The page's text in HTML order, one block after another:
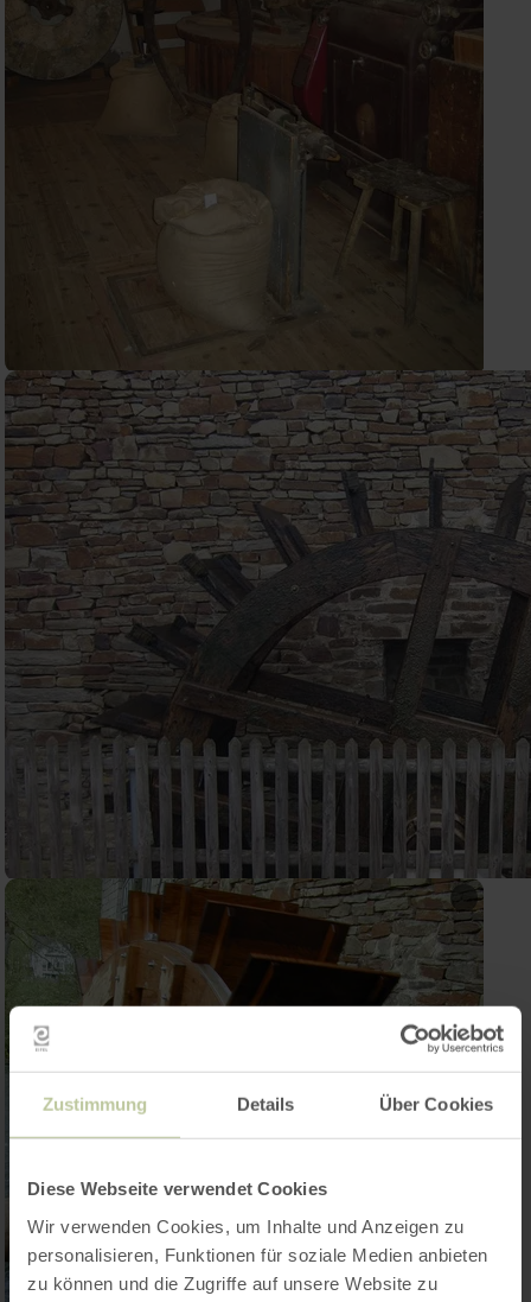
Zustimmung Details Über Cookies
Diese Webseite verwendet Cookies
Wir verwenden Cookies, um Inhalte und Anzeigen zu
personalisieren, Funktionen für soziale Medien anbieten
zu können und die Zugriffe auf unsere Website zu